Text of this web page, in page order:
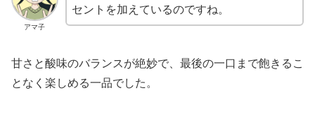
アマ子
セントを加えているのですね。
甘さと酸味のバランスが絶妙で、最後の一口まで飽きるこ
となく楽しめる一品でした。